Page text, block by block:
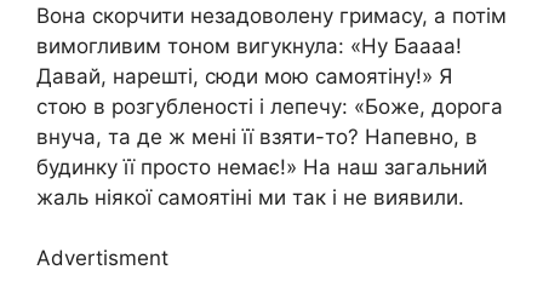
Вона скорчити незадоволену гримасу, а потім
вимогливим тоном вигукнула: «Ну Баааа!
Давай, нарешті, сюди мою самоятіну!» Я
стою в розгубленості і лепечу: «Боже, дорога
внуча, та де ж мені її взяти-то? Напевно, в
будинку її просто немає!» На наш загальний
жаль ніякої самоятіні ми так і не виявили.
Advertisment